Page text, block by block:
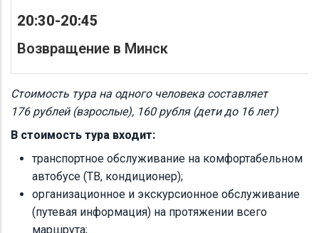
20:30-20:45
Возвращение в Минск
Стоимость тура на одного человека составляет
176 рублей (взрослые), 160 рубля (дети до 16 лет)
В стоимость тура входит:
транспортное обслуживание на комфортабельном
автобусе (ТВ, кондиционер);
организационное и экскурсионное обслуживание
(путевая информация) на протяжении всего
маршрута;